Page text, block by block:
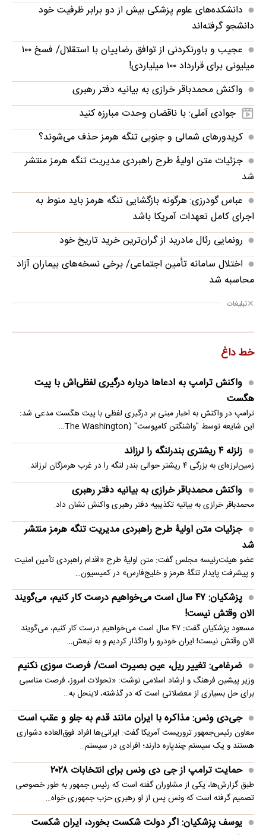
دانشکده‌های علوم پزشکی بیش از دو برابر ظرفیت خود
دانشجو گرفته‌اند
عجیب و باورنکردنی از توافق رضاییان با استقلال/ فسخ ۱۰۰
میلیونی برای قرارداد ۱۰۰ میلیاردی!
واکنش محمدباقر خرازی به بیانیه دفتر رهبری
جوادی آملی: با ناقضان وحدت مبارزه کنید
کریدورهای شمالی و جنوبی تنگه هرمز حذف می‌شوند؟
جزئیات متن اولیۀ طرح راهبردی مدیریت تنگه هرمز منتشر
شد
عباس گودرزی: هرگونه بازگشایی تنگه هرمز باید منوط به
اجرای کامل تعهدات آمریکا باشد
رونمایی رئال مادرید از گران‌ترین خرید تاریخ خود
اختلال سامانه تأمین اجتماعی/ برخی نسخه‌های بیماران آزاد
محاسبه شد
تبلیغات
خط داغ
واکنش ترامپ به ادعاها درباره درگیری لفظی‌اش با پیت
هگست
ترامپ در واکنش به اخبار مبنی بر درگیری لفظی با پیت هگست مدعی شد:
این شایعه توسط "واشنگتن کامپوست" (The Washington…
زلزله ۴ ریشتری بندرلنگه را لرزاند
زمین‌لرزه‌ای به بزرگی ۴ ریشتر حوالی بندر لنگه را در غرب هرمزگان لرزاند.
واکنش محمدباقر خرازی به بیانیه دفتر رهبری
محمدباقر خرازی به بیانیه تکذیبیه دفتر رهبری واکنش نشان داد.
جزئیات متن اولیۀ طرح راهبردی مدیریت تنگه هرمز منتشر
شد
عضو هیئت‌رئیسه مجلس گفت: متن اولیۀ طرح «اقدام راهبردی تأمین امنیت
و پیشرفت پایدار تنگۀ هرمز و خلیج‌فارس» در کمیسیون…
پزشکیان: ۴۷ سال است می‌خواهیم درست کار کنیم، می‌گویند
الان وقتش نیست!
مسعود پزشکیان گفت: ۴۷ سال است می‌خواهیم درست کار کنیم، می‌گویند
الان وقتش نیست! ایران خودرو را واگذار کردیم و به تبعش…
ضرغامی: تغییر ریل، عین بصیرت است/ فرصت سوزی نکنیم
وزیر پیشین فرهنگ و ارشاد اسلامی نوشت: «تحولات امروز، فرصت مناسبی
برای حل بسیاری از معضلاتی‌ است که در گذشته، لاینحل به…
جی‌دی ونس: مذاکره با ایران مانند قدم به جلو و عقب است
معاون رئیس‌جمهور تروریست آمریکا گفت: ایرانی‌ها افراد فوق‌العاده دشواری
هستند و یک سیستم چندپاره دارند؛ افرادی در سیستم…
حمایت ترامپ از جی دی ونس برای انتخابات ۲۰۲۸
طبق گزارش‌ها، یکی از مشاوران گفته است که رئیس جمهور به طور خصوصی
تصمیم گرفته است که ونس پس از او رهبری حزب جمهوری خواه…
یوسف پزشکیان: اگر دولت شکست بخورد، ایران شکست